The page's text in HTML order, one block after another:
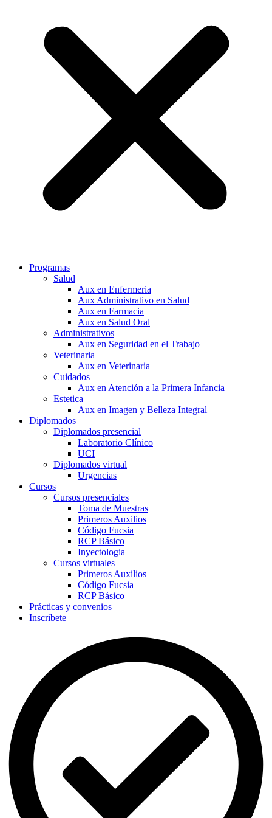
Programas
Salud
Aux en Enfermeria
Aux Administrativo en Salud
Aux en Farmacia
Aux en Salud Oral
Administrativos
Aux en Seguridad en el Trabajo
Veterinaria
Aux en Veterinaria
Cuidados
Aux en Atención a la Primera Infancia
Estetica
Aux en Imagen y Belleza Integral
Diplomados
Diplomados presencial
Laboratorio Clínico
UCI
Diplomados virtual
Urgencias
Cursos
Cursos presenciales
Toma de Muestras
Primeros Auxilios
Código Fucsia
RCP Básico
Inyectologia
Cursos virtuales
Primeros Auxilios
Código Fucsia
RCP Básico
Prácticas y convenios
Inscribete